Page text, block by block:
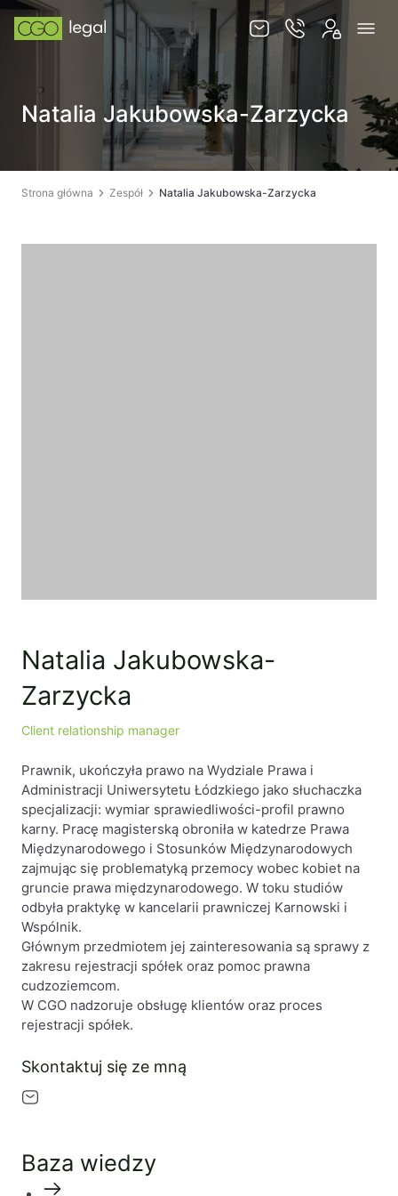
O nas
Zespół
Obsługa korporacyjna
Spółki zagraniczne – wsparcie
Obsługa korporacyjna
Bieżące doradztwo prawne
Bieżące doradztwo prawne dla spółek z
Doradztwo podatkowe
Likwidacje i upadłości spółek
Modelowanie i optymalizacja działalności IT
Przekształcenia spółek
Przygotowywanie umów w obrocie
międzynarodowym
Rejestracja spółek prawa handlowego
Legalizacja pobytu i pracy cudzoziemców
Kontakt
Natalia Jakubowska-Zarzycka
Strona główna Zespół Natalia Jakubowska-Zarzycka
Natalia Jakubowska-
Zarzycka
Client relationship manager
Prawnik, ukończyła prawo na Wydziale Prawa i
Administracji Uniwersytetu Łódzkiego jako słuchaczka
specjalizacji: wymiar sprawiedliwości-profil prawno
karny. Pracę magisterską obroniła w katedrze Prawa
Międzynarodowego i Stosunków Międzynarodowych
zajmując się problematyką przemocy wobec kobiet na
gruncie prawa międzynarodowego. W toku studiów
odbyła praktykę w kancelarii prawniczej Karnowski i
Wspólnik.
Głównym przedmiotem jej zainteresowania są sprawy z
zakresu rejestracji spółek oraz pomoc prawna
cudzoziemcom.
W CGO nadzoruje obsługę klientów oraz proces
rejestracji spółek.
Skontaktuj się ze mną
Baza wiedzy